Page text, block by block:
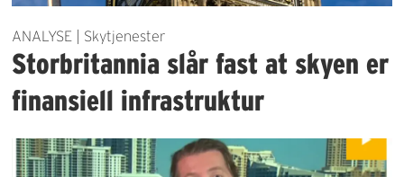
ANALYSE | Skytjenester
Storbritannia slår fast at skyen er
finansiell infrastruktur